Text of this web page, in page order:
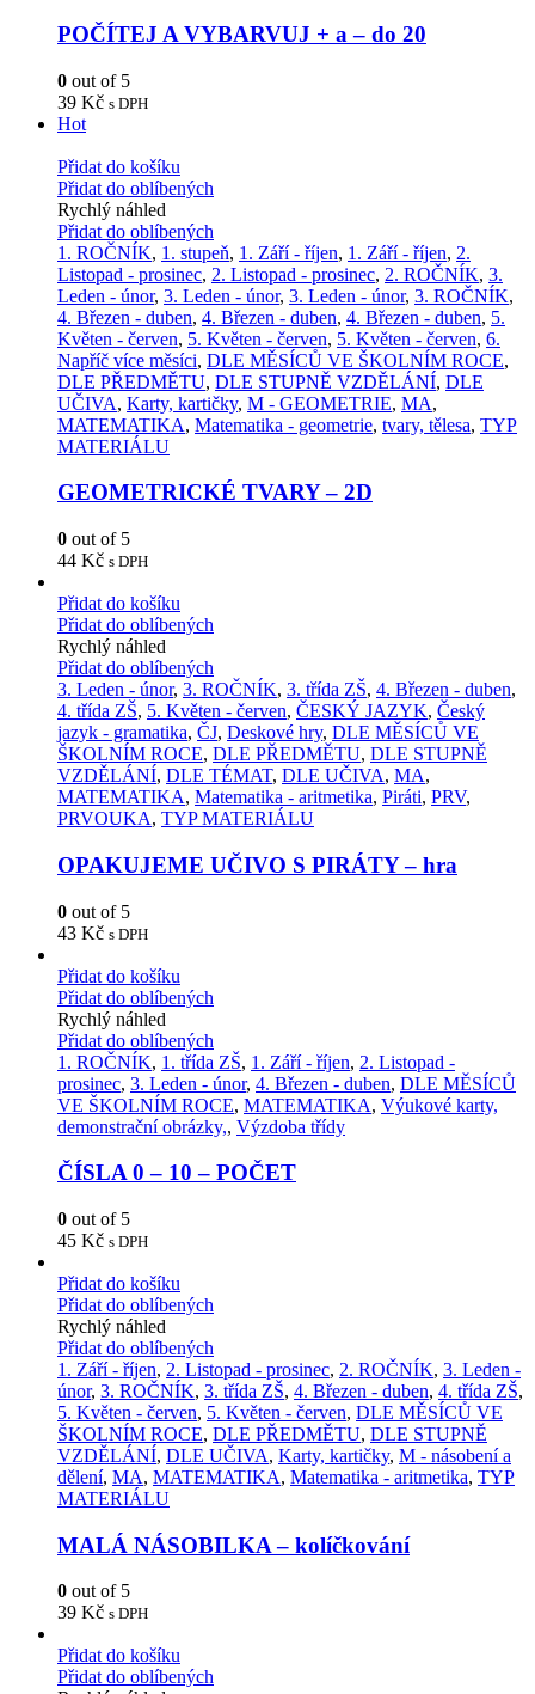
POČÍTEJ A VYBARVUJ + a – do 20
0 out of 5
39 Kč s DPH
Hot
Přidat do košíku
Přidat do oblíbených
Rychlý náhled
Přidat do oblíbených
1. ROČNÍK, 1. stupeň, 1. Září - říjen, 1. Září - říjen, 2.
Listopad - prosinec, 2. Listopad - prosinec, 2. ROČNÍK, 3.
Leden - únor, 3. Leden - únor, 3. Leden - únor, 3. ROČNÍK,
4. Březen - duben, 4. Březen - duben, 4. Březen - duben, 5.
Květen - červen, 5. Květen - červen, 5. Květen - červen, 6.
Napříč více měsíci, DLE MĚSÍCŮ VE ŠKOLNÍM ROCE,
DLE PŘEDMĚTU, DLE STUPNĚ VZDĚLÁNÍ, DLE
UČIVA, Karty, kartičky, M - GEOMETRIE, MA,
MATEMATIKA, Matematika - geometrie, tvary, tělesa, TYP
MATERIÁLU
GEOMETRICKÉ TVARY – 2D
0 out of 5
44 Kč s DPH
Přidat do košíku
Přidat do oblíbených
Rychlý náhled
Přidat do oblíbených
3. Leden - únor, 3. ROČNÍK, 3. třída ZŠ, 4. Březen - duben,
4. třída ZŠ, 5. Květen - červen, ČESKÝ JAZYK, Český
jazyk - gramatika, ČJ, Deskové hry, DLE MĚSÍCŮ VE
ŠKOLNÍM ROCE, DLE PŘEDMĚTU, DLE STUPNĚ
VZDĚLÁNÍ, DLE TÉMAT, DLE UČIVA, MA,
MATEMATIKA, Matematika - aritmetika, Piráti, PRV,
PRVOUKA, TYP MATERIÁLU
OPAKUJEME UČIVO S PIRÁTY – hra
0 out of 5
43 Kč s DPH
Přidat do košíku
Přidat do oblíbených
Rychlý náhled
Přidat do oblíbených
1. ROČNÍK, 1. třída ZŠ, 1. Září - říjen, 2. Listopad -
prosinec, 3. Leden - únor, 4. Březen - duben, DLE MĚSÍCŮ
VE ŠKOLNÍM ROCE, MATEMATIKA, Výukové karty,
demonstrační obrázky,, Výzdoba třídy
ČÍSLA 0 – 10 – POČET
0 out of 5
45 Kč s DPH
Přidat do košíku
Přidat do oblíbených
Rychlý náhled
Přidat do oblíbených
1. Září - říjen, 2. Listopad - prosinec, 2. ROČNÍK, 3. Leden -
únor, 3. ROČNÍK, 3. třída ZŠ, 4. Březen - duben, 4. třída ZŠ,
5. Květen - červen, 5. Květen - červen, DLE MĚSÍCŮ VE
ŠKOLNÍM ROCE, DLE PŘEDMĚTU, DLE STUPNĚ
VZDĚLÁNÍ, DLE UČIVA, Karty, kartičky, M - násobení a
dělení, MA, MATEMATIKA, Matematika - aritmetika, TYP
MATERIÁLU
MALÁ NÁSOBILKA – kolíčkování
0 out of 5
39 Kč s DPH
Přidat do košíku
Přidat do oblíbených